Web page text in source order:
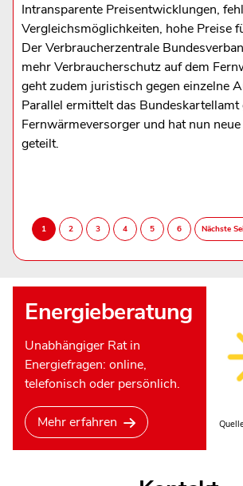
Intransparente Preisentwicklungen,
Vergleichsmöglichkeiten, hohe Preise
Der Verbraucherzentrale
mehr Verbraucherschutz auf dem
geht zudem juristisch gegen einzelne
Parallel ermittelt das Bundeskartellamt
Fernwärmeversorger und hat nun
geteilt.
Energieberatung
Unabhängiger Rat in
Energiefragen: online,
telefonisch oder persönlich.
Mehr erfahren